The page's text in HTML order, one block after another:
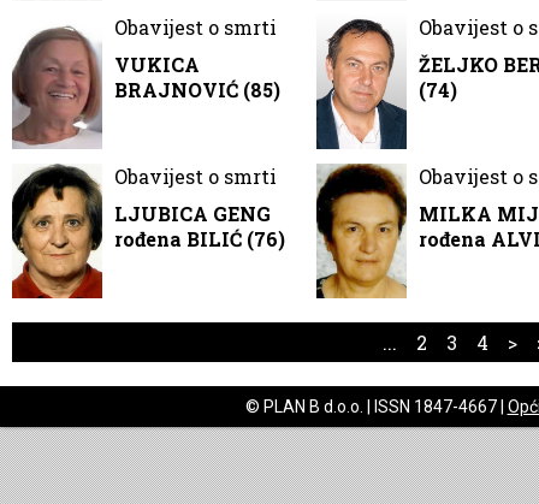
Obavijest o smrti
VUKICA
BRAJNOVIĆ (85)
Obavijest o
ŽELJKO
(74)
Obavijest o smrti
LJUBICA GENG
rođena BILIĆ (76)
Obavijest o
MILKA
rođena
... 2 3 4 >
© PLAN B d.o.o. | ISSN 1847-4667 |